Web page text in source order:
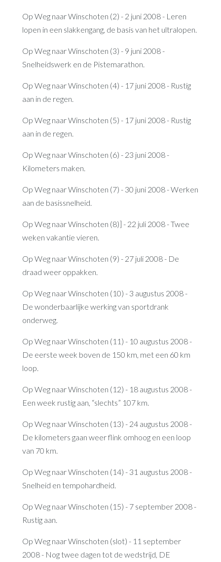
Op Weg naar Winschoten (2) - 2 juni 2008 - Leren
lopen in een slakkengang, de basis van het ultralopen.
Op Weg naar Winschoten (3) - 9 juni 2008 -
Snelheidswerk en de Pistemarathon.
Op Weg naar Winschoten (4) - 17 juni 2008 - Rustig
aan in de regen.
Op Weg naar Winschoten (5) - 17 juni 2008 - Rustig
aan in de regen.
Op Weg naar Winschoten (6) - 23 juni 2008 -
Kilometers maken.
Op Weg naar Winschoten (7) - 30 juni 2008 - Werken
aan de basissnelheid.
Op Weg naar Winschoten (8)] - 22 juli 2008 - Twee
weken vakantie vieren.
Op Weg naar Winschoten (9) - 27 juli 2008 - De
draad weer oppakken.
Op Weg naar Winschoten (10) - 3 augustus 2008 -
De wonderbaarlijke werking van sportdrank
onderweg.
Op Weg naar Winschoten (11) - 10 augustus 2008 -
De eerste week boven de 150 km, met een 60 km
loop.
Op Weg naar Winschoten (12) - 18 augustus 2008 -
Een week rustig aan, “slechts” 107 km.
Op Weg naar Winschoten (13) - 24 augustus 2008 -
De kilometers gaan weer flink omhoog en een loop
van 70 km.
Op Weg naar Winschoten (14) - 31 augustus 2008 -
Snelheid en tempohardheid.
Op Weg naar Winschoten (15) - 7 september 2008 -
Rustig aan.
Op Weg naar Winschoten (slot) - 11 september
2008 - Nog twee dagen tot de wedstrijd, DE